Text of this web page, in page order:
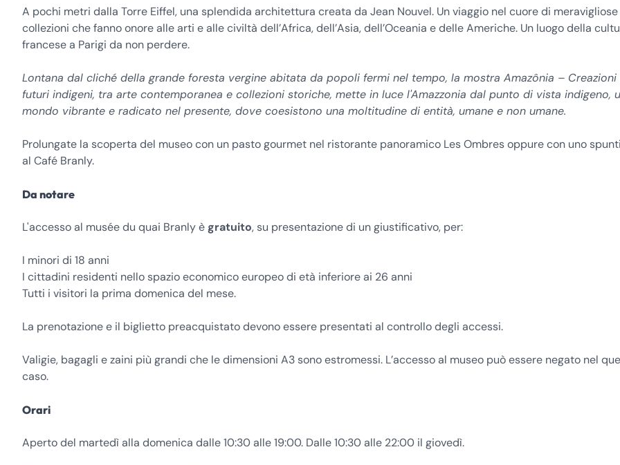
A pochi metri dalla Torre Eiffel, una splendida architettura creata da Jean Nouvel. Un viaggio nel cuore di meravigliose
collezioni che fanno onore alle arti e alle civiltà dell’Africa, dell’Asia, dell’Oceania e delle Americhe. Un luogo della
francese a Parigi da non perdere.
Lontana dal cliché della grande foresta vergine abitata da popoli fermi nel tempo, la mostra Amazônia – Creazioni
futuri indigeni, tra arte contemporanea e collezioni storiche, mette in luce l'Amazzonia dal punto di vista indigeno,
mondo vibrante e radicato nel presente, dove coesistono una moltitudine di entità, umane e non umane.
Prolungate la scoperta del museo con un pasto gourmet nel ristorante panoramico Les Ombres oppure con uno
al Café Branly.
Da notare
L'accesso al musée du quai Branly è gratuito, su presentazione di un giustificativo, per:
I minori di 18 anni
I cittadini residenti nello spazio economico europeo di età inferiore ai 26 anni
Tutti i visitori la prima domenica del mese.
La prenotazione e il biglietto preacquistato devono essere presentati al controllo degli accessi.
Valigie, bagagli e zaini più grandi che le dimensioni A3 sono estromessi. L’accesso al museo può essere negato nel
caso.
Orari
Aperto del martedì alla domenica dalle 10:30 alle 19:00. Dalle 10:30 alle 22:00 il giovedì.